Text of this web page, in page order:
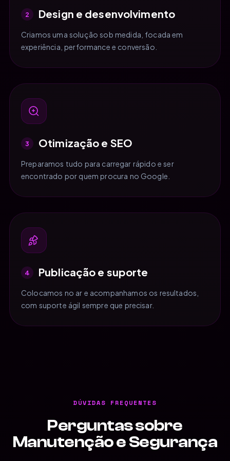
2 Design e desenvolvimento
Criamos uma solução sob medida, focada em
experiência, performance e conversão.
3 Otimização e SEO
Preparamos tudo para carregar rápido e ser
encontrado por quem procura no Google.
4 Publicação e suporte
Colocamos no ar e acompanhamos os resultados,
com suporte ágil sempre que precisar.
DÚVIDAS FREQUENTES
Perguntas sobre
Manutenção e Segurança